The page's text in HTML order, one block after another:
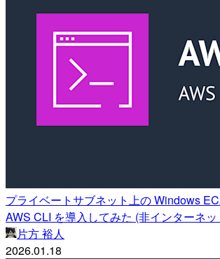
プライベートサブネット上の Windows
AWS CLI を導入してみた (非インターネ
片方 裕人
2026.01.18